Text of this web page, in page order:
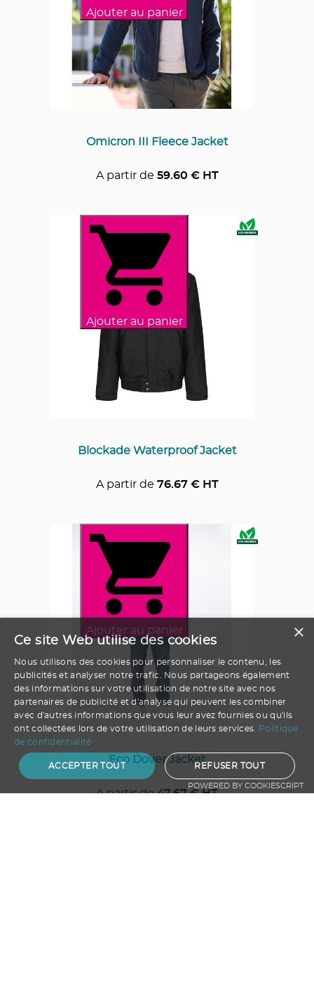
Ajouter au panier
Omicron III Fleece Jacket
A partir de 59.60 € HT
Ajouter au panier
Blockade Waterproof Jacket
A partir de 76.67€ HT
Ajouter au panier
Eco Dover Jacket
A partir de 47.67€ HT
×
Ce site Web utilise des cookies
Nous utilisons des cookies pour personnaliser le contenu, les
publicités et analyser notre trafic. Nous partageons également
des informations sur votre utilisation de notre site avec nos
partenaires de publicité et d'analyse qui peuvent les combiner
avec d'autres informations que vous leur avez fournies ou qu'ils
ont collectées lors de votre utilisation de leurs services.
Politique
de confidentialité
ACCEPTER TOUT REFUSER TOUT
POWERED BY COOKIESCRIPT